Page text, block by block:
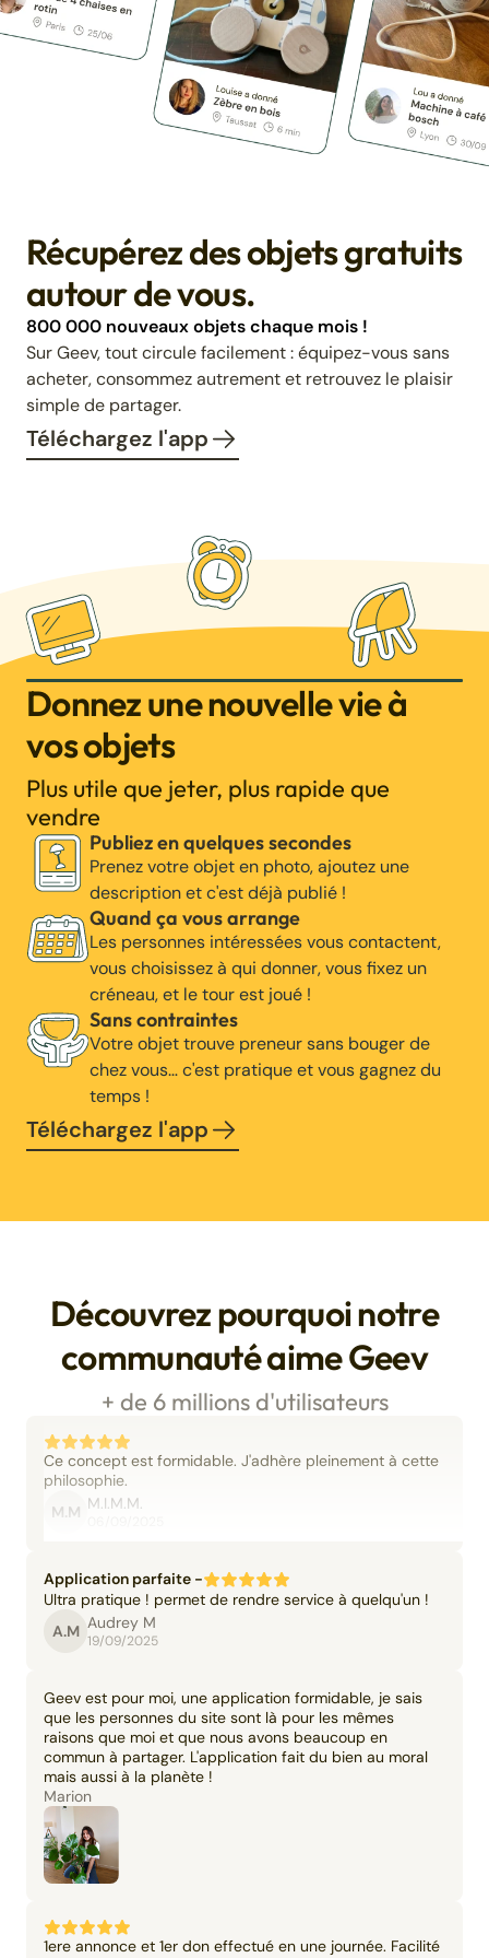
Récupérez des objets gratuits
autour de vous.
800 000 nouveaux objets chaque mois !
Sur Geev, tout circule facilement : équipez-vous sans
acheter, consommez autrement et retrouvez le plaisir
simple de partager.
Téléchargez l'app
Donnez une nouvelle vie à
vos objets
Plus utile que jeter, plus rapide que
vendre
Publiez en quelques secondes
Prenez votre objet en photo, ajoutez une
description et c'est déjà publié !
Quand ça vous arrange
Les personnes intéressées vous contactent,
vous choisissez à qui donner, vous fixez un
créneau, et le tour est joué !
Sans contraintes
Votre objet trouve preneur sans bouger de
chez vous… c'est pratique et vous gagnez du
temps !
Téléchargez l'app
Découvrez pourquoi notre
communauté aime Geev
+ de 6 millions d'utilisateurs
Ce concept est formidable. J'adhère pleinement à cette
philosophie.
M.M M.I.M.M.
Application parfaite -
Ultra pratique ! permet de rendre service à quelqu'un !
A.M Audrey M
19/09/2025
Geev est pour moi, une application formidable, je sais
que les personnes du site sont là pour les mêmes
raisons que moi et que nous avons beaucoup en
commun à partager. L'application fait du bien au moral
mais aussi à la planète !
Marion
1ere annonce et 1er don effectué en une journée. Facilité